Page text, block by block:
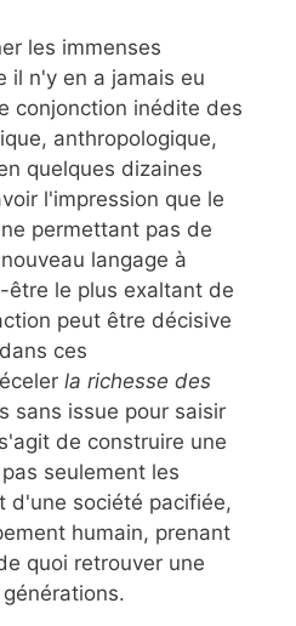
les immenses
il n'y en a jamais eu
conjonction inédite des
anthropologique,
quelques dizaines
l'impression que le
permettant pas de
langage à
le plus exaltant de
peut être décisive
ces
la richesse des
sans issue pour saisir
de construire une
seulement les
d'une société pacifiée,
humain, prenant
quoi retrouver une